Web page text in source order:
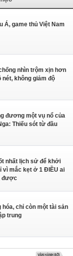
Á, game thủ Việt Nam
nhìn trộm xịn hơn
không giảm độ
đương một vụ nổ của
Thiếu sót từ đầu
nhất lịch sử để khởi
vì mắc kẹt ở 1 ĐIỀU ai
được
hóa, chỉ còn một tài sản
trung